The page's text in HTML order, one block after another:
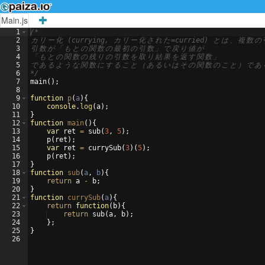
Main.js
1
2
3
4
5
6
7
8
9
10
11
12
13
14
15
16
17
18
19
20
21
22
23
24
25
26
/*
カ リ ー 化 (currying, カ リ ー 化 さ れ た=curried) と は 、 複 数 の
引 数 が 「 も と の関 数 の 最 初 の 引 数 」 で 戻 り 値 が
「 も と の関 数 の 残 り の 引 数 を 取 り 結 果 を 返 す関 数 」
で あ る よ う な関 数 に す る こ と （ あ る い は そ の関 数 の こ と ） で あ
*/
main( ) ;
function p( a) {
console. log (a) ;
}
function main ( ) {
var
ret = sub(3, 5) ;
p( ret ) ;
var
ret = currySub(3) (5) ;
p( ret ) ;
}
function sub( a, b) {
return a - b;
}
function currySub( a) {
return function( b) {
return sub(a, b) ;
} ;
}